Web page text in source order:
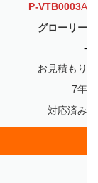
P-VTB0003A
グローリー
-
お見積もり
7年
対応済み